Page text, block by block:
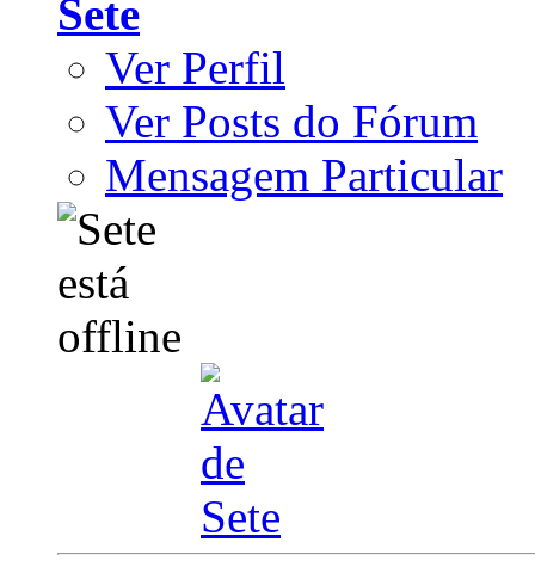
Sete
Ver Perfil
Ver Posts do Fórum
Mensagem Particular